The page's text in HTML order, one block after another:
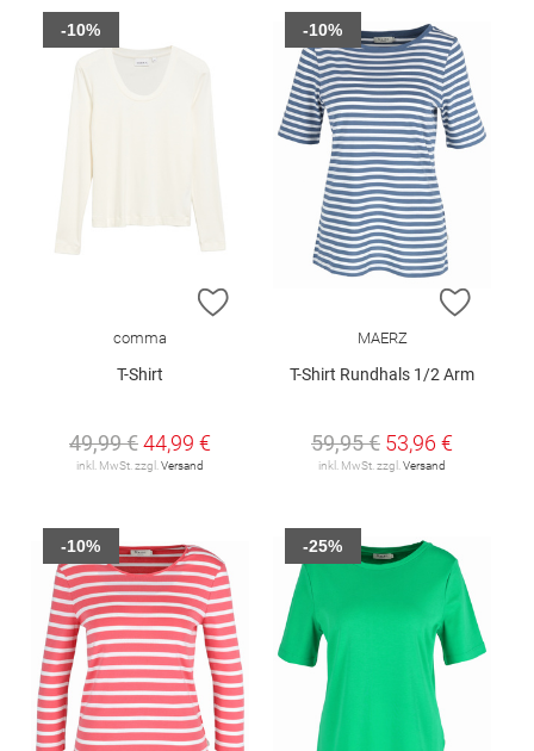
ZUR WUNSCHLISTE HINZUFÜGEN
comma
T-Shirt
49,99 €44,99 €
inkl. MwSt. zzgl. Versand
-10%
ZUR
MAERZ
T-Shirt Rundhals 1/2 Arm
59,95 € 53,96 €
inkl. MwSt. zzgl. Versand
-10%
-10% -25%